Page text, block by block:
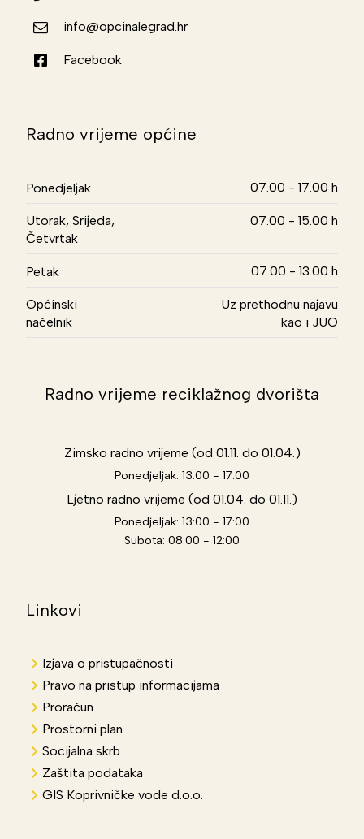
info@opcinalegrad.hr
Facebook
Radno vrijeme općine
Ponedjeljak 07.00 - 17.00 h
Utorak, Srijeda,
Četvrtak
07.00 - 15.00 h
Petak 07.00 - 13.00 h
Općinski
načelnik
Uz prethodnu najavu
kao i JUO
Radno vrijeme reciklažnog dvorišta
Zimsko radno vrijeme (od 01.11. do 01.04.)
Ponedjeljak: 13:00 - 17:00
Ljetno radno vrijeme (od 01.04. do 01.11.)
Ponedjeljak: 13:00 - 17:00
Subota: 08:00 - 12:00
Linkovi
Izjava o pristupačnosti
Pravo na pristup informacijama
Proračun
Prostorni plan
Socijalna skrb
Zaštita podataka
GIS Koprivničke vode d.o.o.